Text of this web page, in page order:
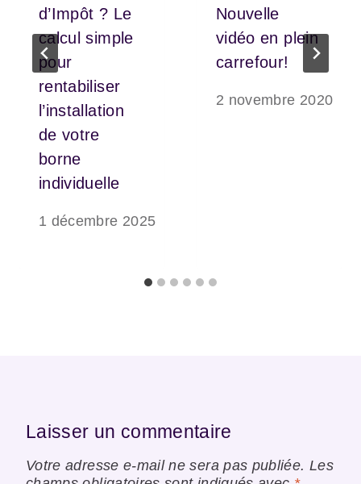
d’Impôt ? Le
calcul simple
pour
rentabiliser
l’installation
de votre
borne
individuelle
1 décembre 2025
Nouvelle
vidéo en plein
carrefour!
2 novembre 2020
Laisser un commentaire
Votre adresse e-mail ne sera pas publiée. Les